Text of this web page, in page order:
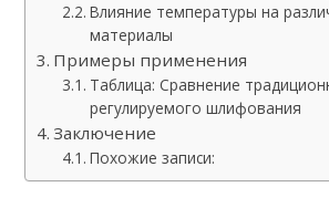
Влияние температуры на
материалы
Примеры применения
Таблица: Сравнение
регулируемого шлифования
Заключение
Похожие записи: